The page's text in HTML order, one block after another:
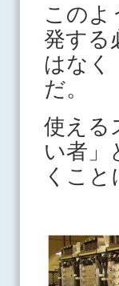
このよ
発する
はなく
だ。
使える
い者」
くこと